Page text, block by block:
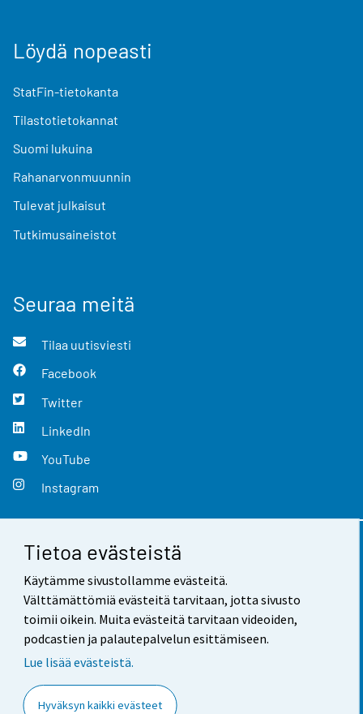
Tietoa evästeistä
Käytämme sivustollamme evästeitä.
Välttämättömiä evästeitä tarvitaan, jotta sivusto
toimii oikein. Muita evästeitä tarvitaan videoiden,
podcastien ja palautepalvelun esittämiseen.
Lue lisää evästeistä.
Hyväksyn kaikki evästeet
Löydä nopeasti
StatFin-tietokanta
Tilastotietokannat
Suomi lukuina
Rahanarvonmuunnin
Tulevat julkaisut
Tutkimusaineistot
Seuraa meitä
Tilaa uutisviesti
Facebook
Twitter
LinkedIn
YouTube
Instagram
Yhteystiedot
Palaute
Käyttöehdot
Saavutettavuus